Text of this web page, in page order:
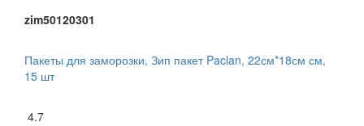
zim50120301
Пакеты для заморозки, Зип пакет Paclan, 22см*18см см,
15 шт
4.7